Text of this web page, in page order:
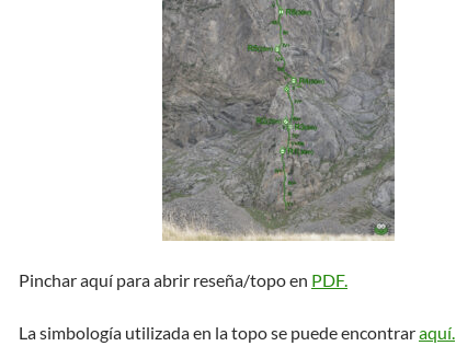
Pinchar aquí para abrir reseña/topo en PDF.
La simbología utilizada en la topo se puede encontraraquí.